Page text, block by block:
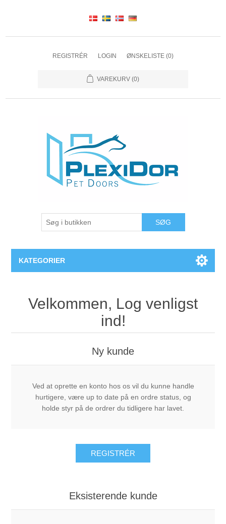
REGISTRÉR LOGIN ØNSKELISTE (0)
VAREKURV (0)
SØG
KATEGORIER
Velkommen, Log venligst
ind!
Ny kunde
Ved at oprette en konto hos os vil du kunne handle
hurtigere, være up to date på en ordre status, og
holde styr på de ordrer du tidligere har lavet.
REGISTRÉR
Eksisterende kunde